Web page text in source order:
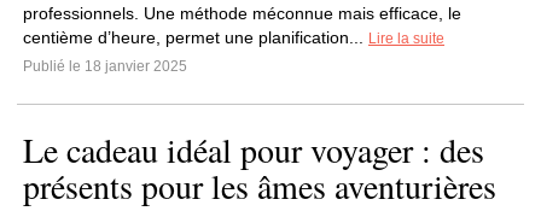
professionnels. Une méthode méconnue mais efficace, le
centième d’heure, permet une planification...
Lire la suite
Publié le 18 janvier 2025
Le cadeau idéal pour voyager : des
présents pour les âmes aventurières